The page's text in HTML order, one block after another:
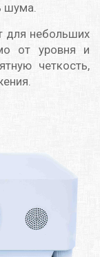
шума.
для небольших
от уровня и
четкость,